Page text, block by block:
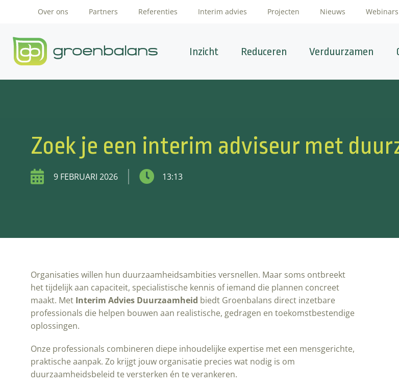
Over ons Partners Referenties Interim advies Projecten Nieuws Webinars
Inzicht Reduceren Verduurzamen
Zoek je een interim adviseur met
9 FEBRUARI 2026 13:13
Organisaties willen hun duurzaamheidsambities versnellen. Maar soms ontbreekt
het tijdelijk aan capaciteit, specialistische kennis of iemand die plannen concreet
maakt. Met Interim Advies Duurzaamheid biedt Groenbalans direct inzetbare
professionals die helpen bouwen aan realistische, gedragen en toekomstbestendige
oplossingen.
Onze professionals combineren diepe inhoudelijke expertise met een mensgerichte,
praktische aanpak. Zo krijgt jouw organisatie precies wat nodig is om
duurzaamheidsbeleid te versterken én te verankeren.